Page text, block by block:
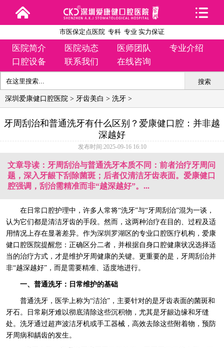
市医保定点医院 专科 专业 实力保证
医院简介 医院动态 医师团队
专业介绍
口腔设备
联系我们 在线咨询
搜索
深圳爱康健口腔医院 > 牙齿美白 > 洗牙 >
牙周刮治和普通洗牙有什么区别？爱康健口腔：并非越
深越好
发布时间:2025-09-16 16:10
文章导读：牙周刮治与普通洗牙本质不同：前者治疗牙周问
题，深入牙龈下刮除菌斑；后者仅清洁牙齿表面。爱康健口
腔强调，刮治需精准而非“越深越好”。...
在日常口腔护理中，许多人常将“洗牙”与“牙周刮治”混为一谈，
认为它们都是清洁牙齿的手段。然而，这两种治疗在目的、过程及适
用情况上存在显著差异。作为深圳罗湖区的专业口腔医疗机构，爱康
健口腔医院提醒您：正确区分二者，并根据自身口腔健康状况选择适
当的治疗方式，才是维护牙周健康的关键。更重要的是，牙周刮治并
非“越深越好”，而是需要精准、适度地进行。
一、普通洗牙：日常维护的基础
普通洗牙，医学上称为“洁治”，主要针对的是牙齿表面的菌斑和
牙石。日常刷牙难以彻底清除这些沉积物，尤其是牙龈边缘和牙缝
处。洗牙通过超声波洁牙机或手工器械，高效去除这些附着物，预防
牙周病和龋齿的发生。